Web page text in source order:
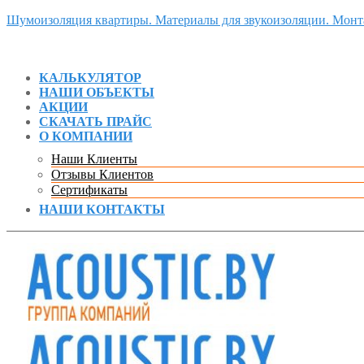
Шумоизоляция квартиры. Материалы для звукоизоляции.
КАЛЬКУЛЯТОР
НАШИ ОБЪЕКТЫ
АКЦИИ
СКАЧАТЬ ПРАЙС
О КОМПАНИИ
Наши Клиенты
Отзывы Клиентов
Сертификаты
НАШИ КОНТАКТЫ